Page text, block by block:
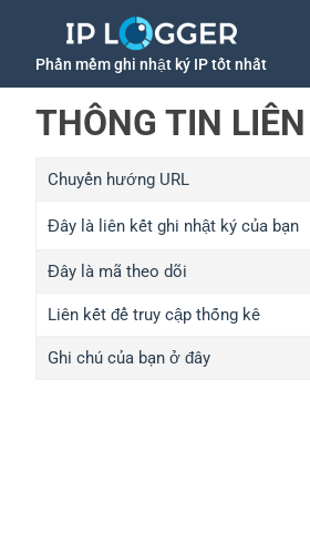
Phần mềm ghi nhật ký IP tốt nhất
THÔNG TIN
Chuyển hướng URL
Đây là liên kết ghi nhật ký của bạn
Đây là mã theo dõi
Liên kết để truy cập thống kê
Ghi chú của bạn ở đây